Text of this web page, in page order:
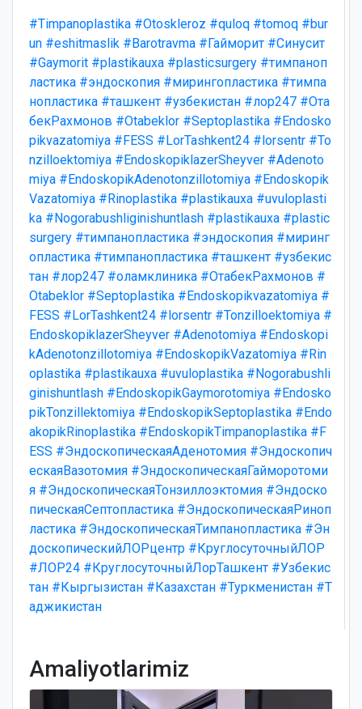
#Timpanoplastika #Otoskleroz #quloq #tomoq #bur
un #eshitmaslik #Barotravma #Гайморит #Синусит
#Gaymorit #plastikauxa #plasticsurgery #тимпаноп
ластика #эндоскопия #мирингопластика #тимпа
нопластика #ташкент #узбекистан #лор247 #Ота
бекРахмонов #Otabeklor #Septoplastika #Endosko
pikvazatomiya #FESS #LorTashkent24 #lorsentr #To
nzilloektomiya #EndoskopiklazerSheyver #Adenoto
miya #EndoskopikAdenotonzillotomiya #Endoskopik
Vazatomiya #Rinoplastika #plastikauxa #uvuloplasti
ka #Nogorabushliginishuntlash #plastikauxa #plastic
surgery #тимпанопластика #эндоскопия #миринг
опластика #тимпанопластика #ташкент #узбекис
тан #лор247 #оламклиника #ОтабекРахмонов #
Otabeklor #Septoplastika #Endoskopikvazatomiya #
FESS #LorTashkent24 #lorsentr #Tonzilloektomiya #
EndoskopiklazerSheyver #Adenotomiya #Endoskopi
kAdenotonzillotomiya #EndoskopikVazatomiya #Rin
oplastika #plastikauxa #uvuloplastika #Nogorabushli
ginishuntlash #EndoskopikGaymorotomiya #Endosko
pikTonzillektomiya #EndoskopikSeptoplastika #Endo
akopikRinoplastika #EndoskopikTimpanoplastika #F
ESS #ЭндоскопическаяАденотомия #Эндоскопич
ескаяВазотомия #ЭндоскопическаяГайморотоми
я #ЭндоскопическаяТонзиллоэктомия #Эндоско
пическаяСептопластика #ЭндоскопическаяРиноп
ластика #ЭндоскопическаяТимпанопластика #Эн
доскопическийЛОРцентр #КруглосуточныйЛОР
#ЛОР24 #КруглосуточныйЛорТашкент #Узбекис
тан #Кыргызистан #Казахстан #Туркменистан #Т
аджикистан
Amaliyotlarimiz